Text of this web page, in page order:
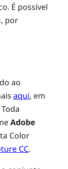
É possível
por
ao
aqui, em
Adobe
Color
CC.